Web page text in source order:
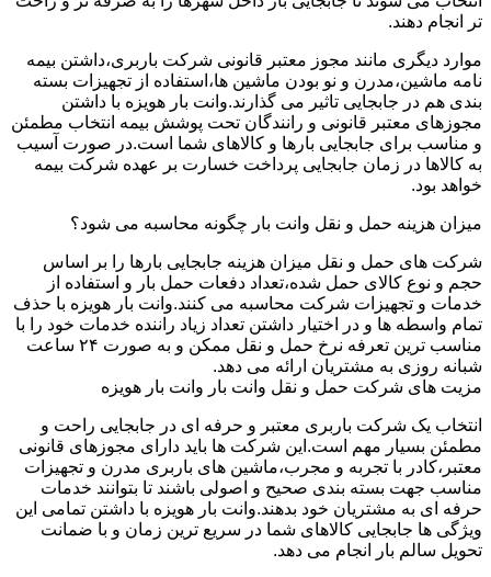
تر انجام دهند.
موارد دیگری مانند مجوز معتبر قانونی شرکت باربری،داشتن بیمه
نامه ماشین،مدرن و نو بودن ماشین ها،استفاده از تجهیزات بسته
بندی هم در جابجایی تاثیر می گذارند.وانت بار هویزه با داشتن
مجوزهای معتبر قانونی و رانندگان تحت پوشش بیمه انتخاب مطمئن
و مناسب برای جابجایی بارها و کالاهای شما است.در صورت آسیب
به کالاها در زمان جابجایی پرداخت خسارت بر عهده شرکت بیمه
خواهد بود.
میزان هزینه حمل و نقل وانت بار چگونه محاسبه می شود؟
شرکت های حمل و نقل میزان هزینه جابجایی بارها را بر اساس
حجم و نوع کالای حمل شده،تعداد دفعات حمل بار و استفاده از
خدمات و تجهیزات شرکت محاسبه می کنند.وانت بار هویزه با حذف
تمام واسطه ها و در اختیار داشتن تعداد زیاد راننده خدمات خود را با
مناسب ترین تعرفه نرخ حمل و نقل ممکن و به صورت ۲۴ ساعت
شبانه روزی به مشتریان ارائه می دهد.
مزیت های شرکت حمل و نقل وانت بار وانت بار هویزه
انتخاب یک شرکت باربری معتبر و حرفه ای در جابجایی راحت و
مطمئن بسیار مهم است.این شرکت ها باید دارای مجوزهای قانونی
معتبر،کادر با تجربه و مجرب،ماشین های باربری مدرن و تجهیزات
مناسب جهت بسته بندی صحیح و اصولی باشند تا بتوانند خدمات
حرفه ای به مشتریان خود بدهند.وانت بار هویزه با داشتن تمامی این
ویژگی ها جابجایی کالاهای شما در سریع ترین زمان و با ضمانت
تحویل سالم بار انجام می دهد.